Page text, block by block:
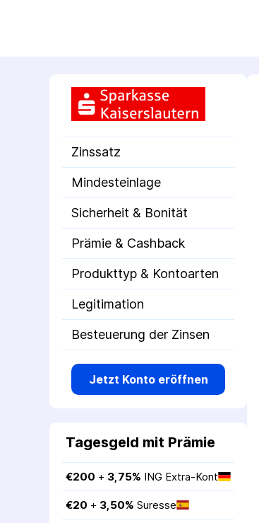
Zinssatz
Mindesteinlage
Sicherheit & Bonität
Prämie & Cashback
Produkttyp & Kontoarten
Legitimation
Besteuerung der Zinsen
Jetzt Konto eröffnen
Tagesgeld mit Prämie
€200 + 3,75% ING Extra-Kont
€20 + 3,50% Suresse